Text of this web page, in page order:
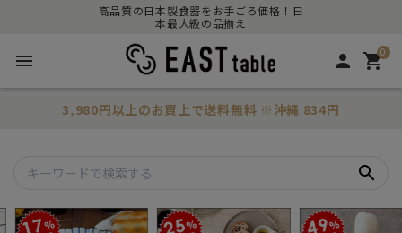
高品質の日本製食器をお手ごろ価格！日
本最大級の品揃え
menu person 0
shopping_cart
3,980円以上のお買上で送料無料 ※沖縄 834円
search